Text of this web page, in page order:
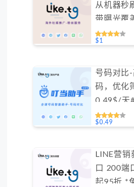
从机器秒
带曝光覆
试）
$1
号码对比
码，优化
0.49$/天
$0.49
LINE营
口 200端
起95折 *